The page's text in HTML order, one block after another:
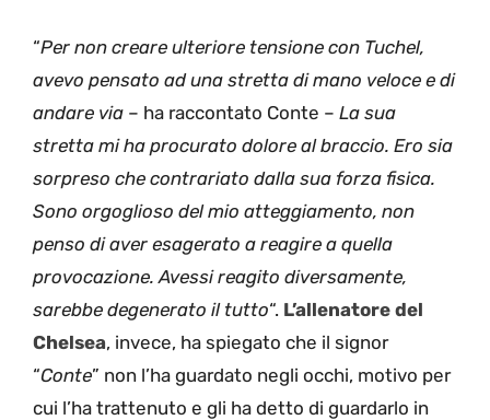
“Per non creare ulteriore tensione con Tuchel,
avevo pensato ad una stretta di mano veloce e di
andare via – ha raccontato Conte – La sua
stretta mi ha procurato dolore al braccio. Ero sia
sorpreso che contrariato dalla sua forza fisica.
Sono orgoglioso del mio atteggiamento, non
penso di aver esagerato a reagire a quella
provocazione. Avessi reagito diversamente,
sarebbe degenerato il tutto“. L’allenatore del
Chelsea, invece, ha spiegato che il signor
“Conte” non l’ha guardato negli occhi, motivo per
cui l’ha trattenuto e gli ha detto di guardarlo in